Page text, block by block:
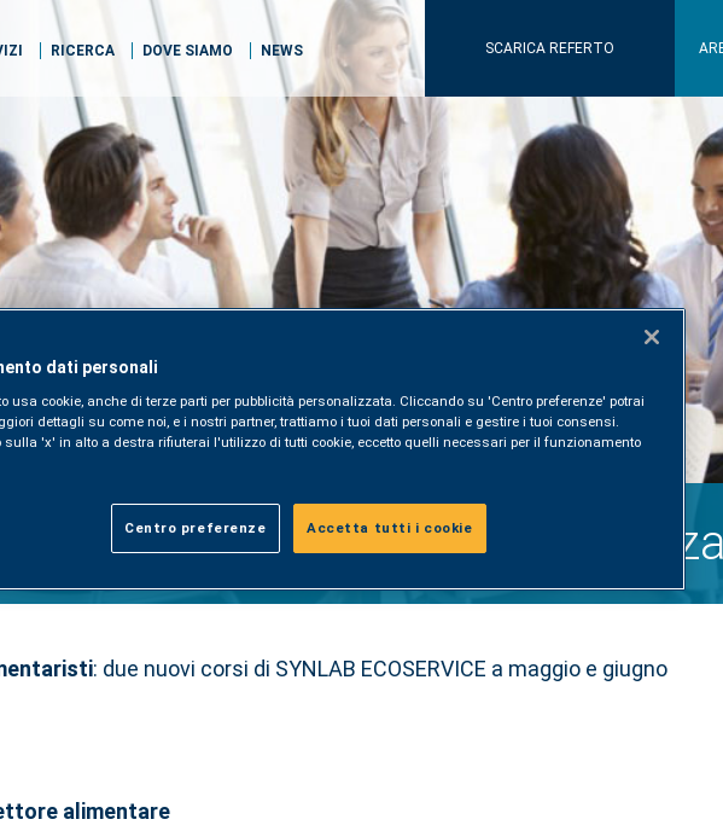
RICERCA DOVE SIAMO NEWS SCARICA REFERTO
ecco i prossimi corsi a Monza
: due nuovi corsi di SYNLAB ECOSERVICE a maggio e giugno
alimentare
dati personali
usa cookie, anche di terze parti per pubblicità personalizzata. Cliccando su 'Centro preferenze' potrai
dettagli su come noi, e i nostri partner, trattiamo i tuoi dati personali e gestire i tuoi consensi.
sulla 'x' in alto a destra rifiuterai l'utilizzo di tutti cookie, eccetto quelli necessari per il funzionamento
Centro preferenze Accetta tutti i cookie